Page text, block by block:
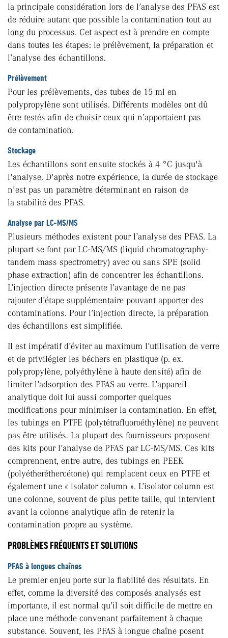
la principale considération lors de l’analyse des PFAS est
de réduire autant que possible la contamination tout au
long du processus. Cet aspect est à prendre en compte
dans toutes les étapes: le prélèvement, la préparation et
l’analyse des échantillons.
Prélèvement
Pour les prélèvements, des tubes de 15 ml en
polypropylène sont utilisés. Différents modèles ont dû
être testés afin de choisir ceux qui n’apportaient pas
de contamination.
Stockage
Les échantillons sont ensuite stockés à 4 °C jusqu'à
l'analyse. D'après notre expérience, la durée de stockage
n'est pas un paramètre déterminant en raison de
la stabilité des PFAS.
Analyse par LC-MS/MS
Plusieurs méthodes existent pour l’analyse des PFAS. La
plupart se font par LC-MS/MS (liquid chromatography-
tandem mass spectrometry) avec ou sans SPE (solid
phase extraction) afin de concentrer les échantillons.
L’injection directe présente l’avantage de ne pas
rajouter d’étape supplémentaire pouvant apporter des
contaminations. Pour l’injection directe, la préparation
des échantillons est simplifiée.
Il est impératif d’éviter au maximum l’utilisation de verre
et de privilégier les béchers en plastique (p. ex.
polypropylène, polyéthylène à haute densité) afin de
limiter l’adsorption des PFAS au verre. L’appareil
analytique doit lui aussi comporter quelques
modifications pour minimiser la contamination. En effet,
les tubings en PTFE (polytétrafluoroéthylène) ne peuvent
pas être utilisés. La plupart des fournisseurs proposent
des kits pour l’analyse de PFAS par LC-MS/MS. Ces kits
comprennent, entre autre, des tubings en PEEK
(polyétheréthercétone) qui remplacent ceux en PTFE et
également une « isolator column ». L’isolator column est
une colonne, souvent de plus petite taille, qui intervient
avant la colonne analytique afin de retenir la
contamination propre au système.
PROBLÈMES FRÉQUENTS ET SOLUTIONS
PFAS à longues chaînes
Le premier enjeu porte sur la fiabilité des résultats. En
effet, comme la diversité des composés analysés est
importante, il est normal qu’il soit difficile de mettre en
place une méthode convenant parfaitement à chaque
substance. Souvent, les PFAS à longue chaîne posent